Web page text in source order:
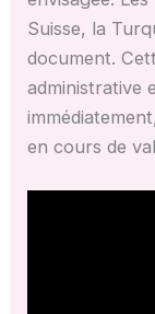
Suisse, la
document.
administrative
en cours de